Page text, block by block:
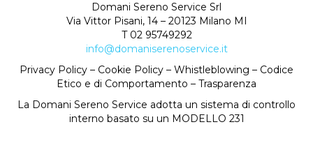
Domani Sereno Service Srl
Via Vittor Pisani, 14 – 20123 Milano MI
T 02 95749292
info@domaniserenoservice.it
Privacy Policy – Cookie Policy – Whistleblowing – Codice
Etico e di Comportamento – Trasparenza
La Domani Sereno Service adotta un sistema di controllo
interno basato su un MODELLO 231